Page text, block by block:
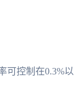
可控制在0.3%以